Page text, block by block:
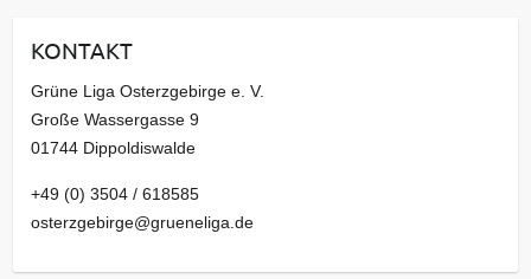
v
KONTAKT
Grüne Liga Osterzgebirge e. V.
Große Wassergasse 9
01744 Dippoldiswalde
+49 (0) 3504 / 618585
osterzgebirge@grueneliga.de